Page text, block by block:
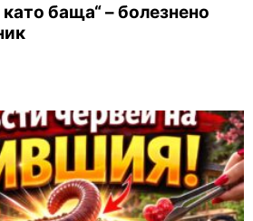
баща“ – болезнено